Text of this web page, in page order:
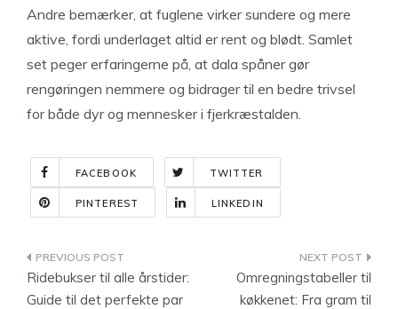
Andre bemærker, at fuglene virker sundere og mere
aktive, fordi underlaget altid er rent og blødt. Samlet
set peger erfaringerne på, at dala spåner gør
rengøringen nemmere og bidrager til en bedre trivsel
for både dyr og mennesker i fjerkræstalden.
FACEBOOK TWITTER
PINTEREST LINKEDIN
Indlægsnavigation
Ridebukser til alle årstider:
Guide til det perfekte par
Omregningstabeller til
køkkenet: Fra gram til